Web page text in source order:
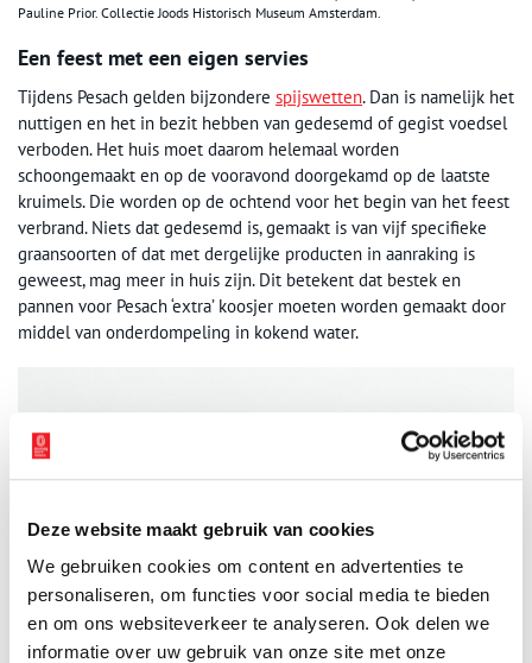
Deze website maakt gebruik van cookies
We gebruiken cookies om content en advertenties te
personaliseren, om functies voor social media te bieden
en om ons websiteverkeer te analyseren. Ook delen we
informatie over uw gebruik van onze site met onze
Pauline Prior. Collectie Joods Historisch Museum Amsterdam.
Een feest met een eigen servies
Tijdens Pesach gelden bijzondere spijswetten. Dan is namelijk het
nuttigen en het in bezit hebben van gedesemd of gegist voedsel
verboden. Het huis moet daarom helemaal worden
schoongemaakt en op de vooravond doorgekamd op de laatste
kruimels. Die worden op de ochtend voor het begin van het feest
verbrand. Niets dat gedesemd is, gemaakt is van vijf specifieke
graansoorten of dat met dergelijke producten in aanraking is
geweest, mag meer in huis zijn. Dit betekent dat bestek en
pannen voor Pesach ‘extra’ koosjer moeten worden gemaakt door
middel van onderdompeling in kokend water.